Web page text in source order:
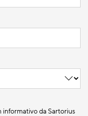
da Sartorius